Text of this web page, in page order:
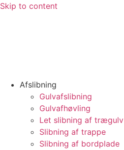
Skip to content
Afslibning
Gulvafslibning
Gulvafhøvling
Let slibning af trægulv
Slibning af trappe
Slibning af bordplade